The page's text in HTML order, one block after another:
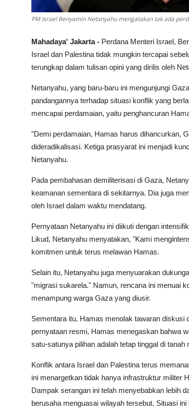
PM Israel Benyamin Netanyahu mengatakan tak ada
Mahadaya' Jakarta - Perdana Menteri Israel,
Israel dan Palestina tidak mungkin tercapai
terungkap dalam tulisan opini yang dirilis oleh
Netanyahu, yang baru-baru ini mengunjungi
pandangannya terhadap situasi konflik yang
mencapai perdamaian, yaitu penghancuran
"Demi perdamaian, Hamas harus dihancurkan,
dideradikalisasi. Ketiga prasyarat ini menjadi
Netanyahu.
Pada pembahasan demiliterisasi di Gaza,
keamanan sementara di sekitarnya. Dia juga
oleh Israel dalam waktu mendatang.
Pernyataan Netanyahu ini diikuti dengan
Likud, Netanyahu menyatakan, "Kami
komitmen untuk terus melawan Hamas.
Selain itu, Netanyahu juga menyuarakan
"migrasi sukarela." Namun, rencana ini menuai
menampung warga Gaza yang diusir.
Sementara itu, Hamas menolak tawaran
pernyataan resmi, Hamas menegaskan bahwa
satu-satunya pilihan adalah tetap tinggal di tanah
Konflik antara Israel dan Palestina terus
ini menargetkan tidak hanya infrastruktur militer
Dampak serangan ini telah menyebabkan lebih
berusaha menguasai wilayah tersebut. Situasi